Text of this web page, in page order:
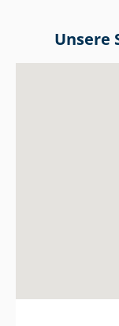
Unsere